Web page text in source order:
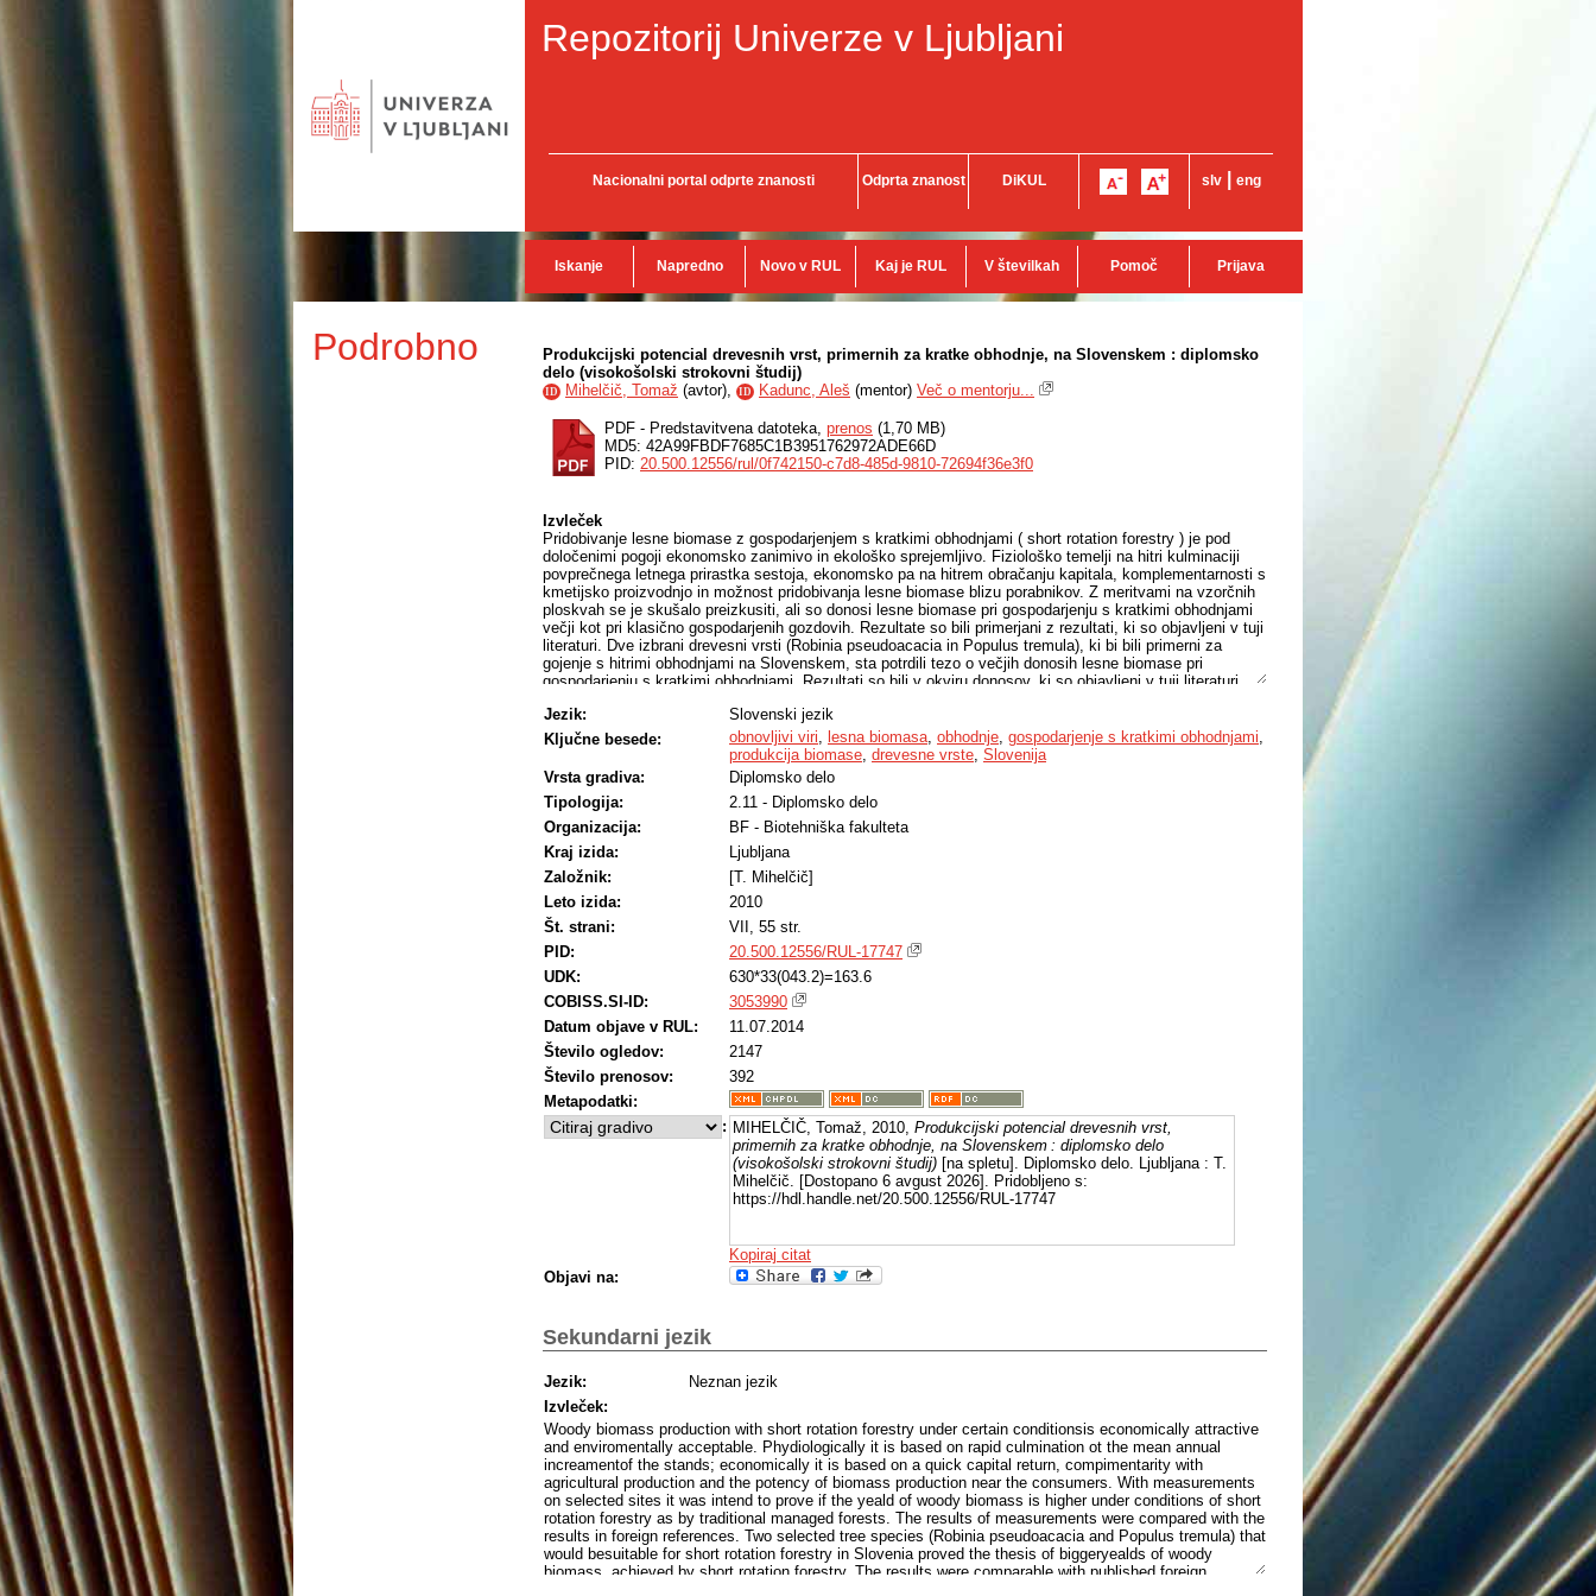
Repozitorij Univerze v Ljubljani
Nacionalni portal odprte znanosti Odprta znanost DiKUL slv eng
Iskanje Napredno Novo v RUL Kaj je RUL V številkah Pomoč Prijava
Podrobno
Produkcijski potencial drevesnih vrst, primernih za kratke obhodnje, na Slovenskem : diplomsko
delo (visokošolski strokovni študij)
ID Mihelčič, Tomaž (avtor), ID Kadunc, Aleš (mentor) Več o mentorju...
PDF - Predstavitvena datoteka, prenos (1,70 MB)
MD5: 42A99FBDF7685C1B3951762972ADE66D
PID: 20.500.12556/rul/0f742150-c7d8-485d-9810-72694f36e3f0
Izvleček
Pridobivanje lesne biomase z gospodarjenjem s kratkimi obhodnjami ( short rotation forestry ) je pod
določenimi pogoji ekonomsko zanimivo in ekološko sprejemljivo. Fiziološko temelji na hitri kulminaciji
povprečnega letnega prirastka sestoja, ekonomsko pa na hitrem obračanju kapitala, komplementarnosti s
kmetijsko proizvodnjo in možnost pridobivanja lesne biomase blizu porabnikov. Z meritvami na vzorčnih
ploskvah se je skušalo preizkusiti, ali so donosi lesne biomase pri gospodarjenju s kratkimi obhodnjami
večji kot pri klasično gospodarjenih gozdovih. Rezultate so bili primerjani z rezultati, ki so objavljeni v tuji
literaturi. Dve izbrani drevesni vrsti (Robinia pseudoacacia in Populus tremula), ki bi bili primerni za
gojenje s hitrimi obhodnjami na Slovenskem, sta potrdili tezo o večjih donosih lesne biomase pri
gospodarjenju s kratkimi obhodnjami. Rezultati so bili v okviru donosov, ki so objavljeni v tuji literaturi.
Jezik:
Slovenski jezik
Ključne besede:
obnovljivi viri, lesna biomasa, obhodnje, gospodarjenje s kratkimi obhodnjami,
produkcija biomase, drevesne vrste, Slovenija
Vrsta gradiva:
Diplomsko delo
Tipologija:
2.11 - Diplomsko delo
Organizacija:
BF - Biotehniška fakulteta
Kraj izida:
Ljubljana
Založnik:
[T. Mihelčič]
Leto izida:
2010
Št. strani:
VII, 55 str.
PID:
20.500.12556/RUL-17747
UDK:
630*33(043.2)=163.6
COBISS.SI-ID:
3053990
Datum objave v RUL:
11.07.2014
Število ogledov:
2147
Število prenosov:
392
Metapodatki:
: MIHELČIČ, Tomaž, 2010, Produkcijski potencial drevesnih vrst,
primernih za kratke obhodnje, na Slovenskem : diplomsko delo
(visokošolski strokovni študij) [na spletu]. Diplomsko delo. Ljubljana : T.
Mihelčič. [Dostopano 6 avgust 2026]. Pridobljeno s:
https://hdl.handle.net/20.500.12556/RUL-17747
Kopiraj citat
Objavi na:
Sekundarni jezik
Jezik:
Neznan jezik
Izvleček:
Woody biomass production with short rotation forestry under certain conditionsis economically attractive
and enviromentally acceptable. Phydiologically it is based on rapid culmination ot the mean annual
increamentof the stands; economically it is based on a quick capital return, compimentarity with
agricultural production and the potency of biomass production near the consumers. With measurements
on selected sites it was intend to prove if the yeald of woody biomass is higher under conditions of short
rotation forestry as by traditional managed forests. The results of measurements were compared with the
results in foreign references. Two selected tree species (Robinia pseudoacacia and Populus tremula) that
would besuitable for short rotation forestry in Slovenia proved the thesis of biggeryealds of woody
biomass, achieved by short rotation forestry. The results were comparable with published foreign